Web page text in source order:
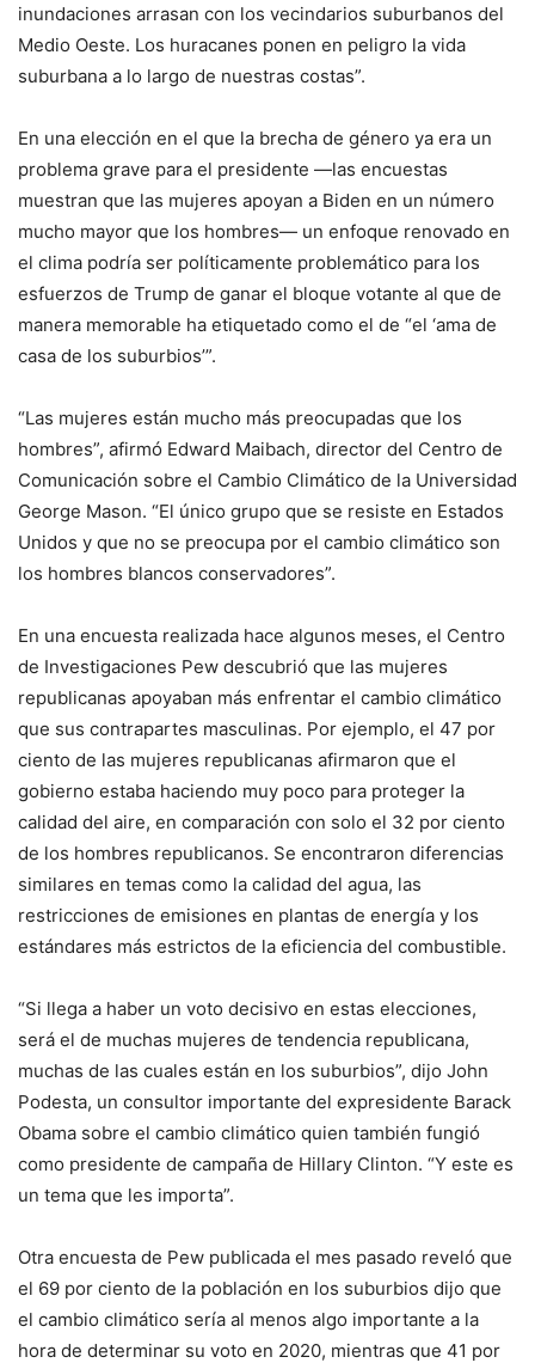
inundaciones arrasan con los vecindarios suburbanos del
Medio Oeste. Los huracanes ponen en peligro la vida
suburbana a lo largo de nuestras costas”.
En una elección en el que la brecha de género ya era un
problema grave para el presidente —las encuestas
muestran que las mujeres apoyan a Biden en un número
mucho mayor que los hombres— un enfoque renovado en
el clima podría ser políticamente problemático para los
esfuerzos de Trump de ganar el bloque votante al que de
manera memorable ha etiquetado como el de “el ‘ama de
casa de los suburbios’”.
“Las mujeres están mucho más preocupadas que los
hombres”, afirmó Edward Maibach, director del Centro de
Comunicación sobre el Cambio Climático de la Universidad
George Mason. “El único grupo que se resiste en Estados
Unidos y que no se preocupa por el cambio climático son
los hombres blancos conservadores”.
En una encuesta realizada hace algunos meses, el Centro
de Investigaciones Pew descubrió que las mujeres
republicanas apoyaban más enfrentar el cambio climático
que sus contrapartes masculinas. Por ejemplo, el 47 por
ciento de las mujeres republicanas afirmaron que el
gobierno estaba haciendo muy poco para proteger la
calidad del aire, en comparación con solo el 32 por ciento
de los hombres republicanos. Se encontraron diferencias
similares en temas como la calidad del agua, las
restricciones de emisiones en plantas de energía y los
estándares más estrictos de la eficiencia del combustible.
“Si llega a haber un voto decisivo en estas elecciones,
será el de muchas mujeres de tendencia republicana,
muchas de las cuales están en los suburbios”, dijo John
Podesta, un consultor importante del expresidente Barack
Obama sobre el cambio climático quien también fungió
como presidente de campaña de Hillary Clinton. “Y este es
un tema que les importa”.
Otra encuesta de Pew publicada el mes pasado reveló que
el 69 por ciento de la población en los suburbios dijo que
el cambio climático sería al menos algo importante a la
hora de determinar su voto en 2020, mientras que 41 por